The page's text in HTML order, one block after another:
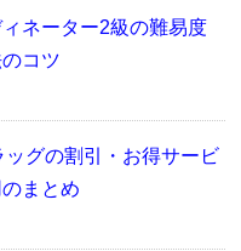
ネーター2級の難易度
コツ
グの割引・お得サービ
まとめ